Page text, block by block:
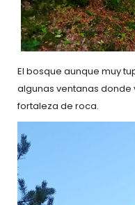
El bosque aunque muy
algunas ventanas donde
fortaleza de roca.